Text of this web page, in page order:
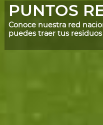
PUNTOS
Conoce nuestra red
puedes traer tus